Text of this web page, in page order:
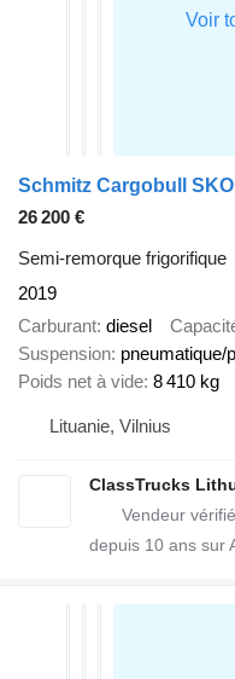
Schmitz Cargobull
26 200 €
Semi-remorque frigorifique
2019
Carburant diesel
Suspension pneumatique/
Poids net à vide 8 410 kg
Lituanie, Vilnius
ClassTrucks
depuis 10 ans sur